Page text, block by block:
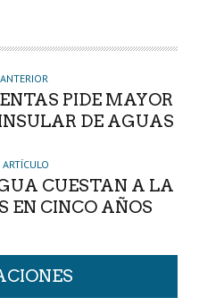
PIDE MAYOR
DE AGUAS
CUESTAN A LA
EN CINCO AÑOS